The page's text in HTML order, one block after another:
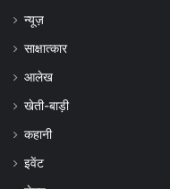
न्यूज़
साक्षात्कार
आलेख
खेती-बाड़ी
कहानी
इवेंट